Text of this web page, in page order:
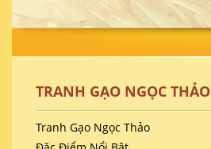
TRANH GẠO NGỌC THẢO
Tranh Gạo Ngọc Thảo